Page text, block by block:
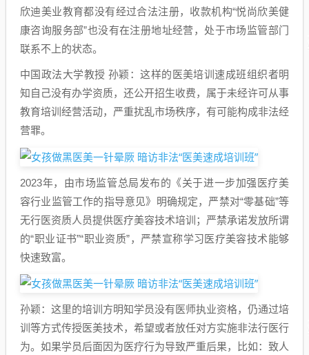
欣迪美业教育都没有经过合法注册，收款机构“悦尚欣美健
康咨询服务部”也没有在注册地址经营，处于市场监管部门
联系不上的状态。
中国政法大学教授 孙颖：这样的医美培训速成班组织者明
知自己没有办学资质，还公开招生收费，属于未经许可从事
教育培训经营活动，严重扰乱市场秩序，有可能构成非法经
营罪。
2023年，由市场监管总局发布的《关于进一步加强医疗美
容行业监管工作的指导意见》明确规定，严禁对“零基础”等
无行医资质人员提供医疗美容技术培训；严禁承诺发放所谓
的“职业证书”“职业资质”，严禁宣称学习医疗美容技术能够
快速致富。
孙颖：这里的培训方明知学员没有医师执业资格，仍通过培
训等方式传授医美技术，希望或者放任对方实施非法行医行
为。如果学员后面因为医疗行为导致严重后果，比如：致人